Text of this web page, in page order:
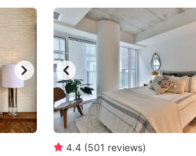
4.4 (501 reviews)